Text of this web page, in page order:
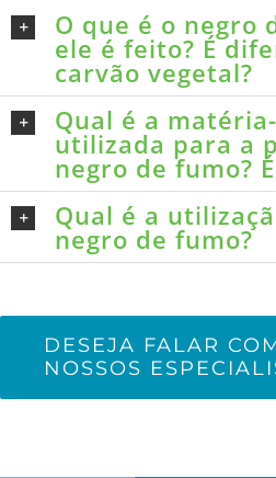
O que é o negro
ele é feito? É
carvão vegetal?
Qual é a
utilizada para a
negro de fumo?
Qual é a
negro de fumo?
DESEJA FALAR
NOSSOS